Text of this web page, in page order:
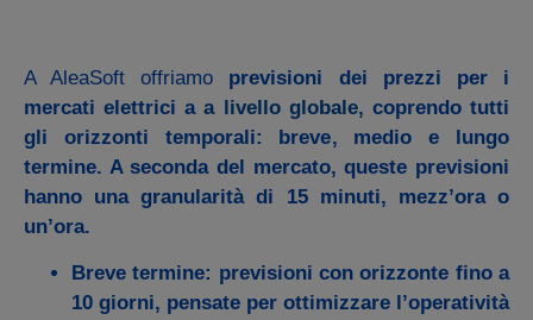
A AleaSoft offriamo previsioni dei prezzi per i
mercati elettrici aa livello globale, coprendo tutti
gli orizzonti temporali: breve, medio e lungo
termine. A seconda del mercato, queste previsioni
hanno una granularità di 15 minuti, mezz’ora o
un’ora.
Breve termine: previsioni con orizzonte fino a
10 giorni, pensate per ottimizzare l’operatività